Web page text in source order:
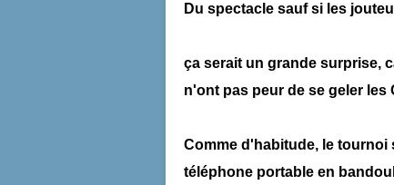
Du spectacle sauf si les
ça serait un grande surprise,
n'ont pas peur de se geler les
Comme d'habitude, le tournoi
téléphone portable en